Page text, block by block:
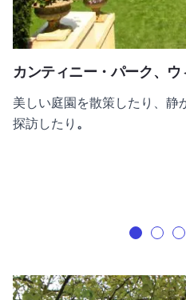
カンティニー・パーク、ウ
美しい庭園を散策したり、静
探訪したり 。